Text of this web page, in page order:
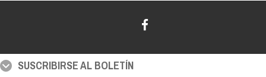
SUSCRIBIRSE AL BOLETÍN